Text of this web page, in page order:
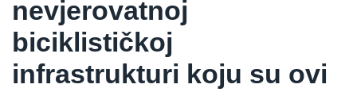
nevjerovatnoj
biciklističkoj
infrastrukturi koju su ovi